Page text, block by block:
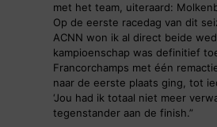
met het team, uiteraard:
Op de eerste racedag van dit
ACNN won ik al direct beide
kampioenschap was definitief
Francorchamps met één
naar de eerste plaats ging, tot
‘Jou had ik totaal niet meer
tegenstander aan de finish.”